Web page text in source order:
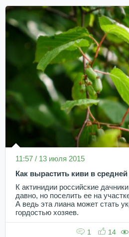
11:57 / 13 июля 2015
Как вырастить киви в
К актинидии российские
давно, но поселить ее на
А ведь эта лиана может стать
гордостью хозяев.
1 14